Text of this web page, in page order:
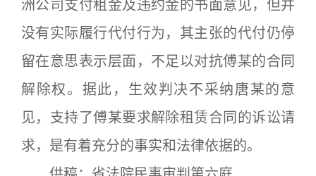
洲公司支付租金及违约金的书面意见，但并
没有实际履行代付行为，其主张的代付仍停
留在意思表示层面，不足以对抗傅某的合同
解除权。据此，生效判决不采纳唐某的意
见，支持了傅某要求解除租赁合同的诉讼请
求，是有着充分的事实和法律依据的。